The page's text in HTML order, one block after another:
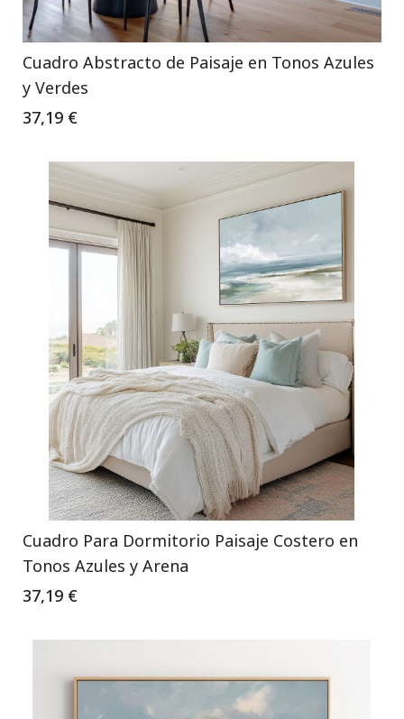
Cuadro Abstracto de Paisaje en Tonos Azules
y Verdes
37,19 €
Cuadro Para Dormitorio Paisaje Costero en
Tonos Azules y Arena
37,19 €